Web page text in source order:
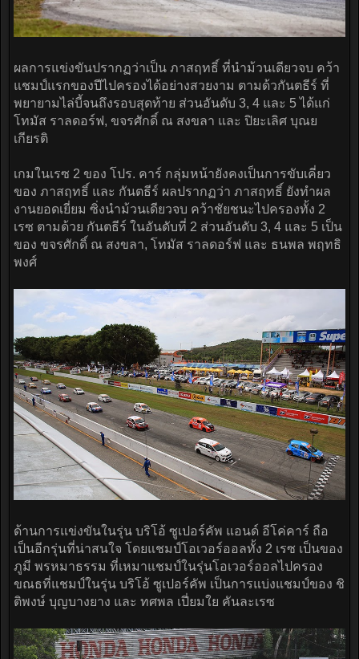
ผลการแข่งขันปรากฏว่าเป็น ภาสฤทธิ์ ที่นำม้วนเดียวจบ คว้า
แชมป์แรกของปีไปครองได้อย่างสวยงาม ตามด้วกันตธีร์ ที่
พยายามไล่บี้จนถึงรอบสุดท้าย ส่วนอันดับ 3, 4 และ 5 ได้แก่
โทมัส ราลดอร์ฟ, ขจรศักดิ์ ณ สงขลา และ ปิยะเลิศ บุณย
เกียรติ
เกมในเรซ 2 ของ โปร. คาร์ กลุ่มหน้ายังคงเป็นการขับเคี่ยว
ของ ภาสฤทธิ์ และ กันตธีร์ ผลปรากฏว่า ภาสฤทธิ์ ยังทำผล
งานยอดเยี่ยม ซิ่งนำม้วนเดียวจบ คว้าชัยชนะไปครองทั้ง 2
เรซ ตามด้วย กันตธีร์ ในอันดับที่ 2 ส่วนอันดับ 3, 4 และ 5 เป็น
ของ ขจรศักดิ์ ณ สงขลา, โทมัส ราลดอร์ฟ และ ธนพล พฤทธิ
พงศ์
ด้านการแข่งขันในรุ่น บริโอ้ ซูเปอร์คัพ แอนด์ อีโค่คาร์ ถือ
เป็นอีกรุ่นที่น่าสนใจ โดยแชมป์โอเวอร์ออลทั้ง 2 เรซ เป็นของ
ภูมี พรหมาธรรม ที่เหมาแชมป์ในรุ่นโอเวอร์ออลไปครอง
ขณธที่แชมป์ในรุ่น บริโอ้ ซูเปอร์คัพ เป็นการแบ่งแชมป์ของ ชิ
ติพงษ์ บุญบางยาง และ ทศพล เปี่ยมใย คันละเรซ